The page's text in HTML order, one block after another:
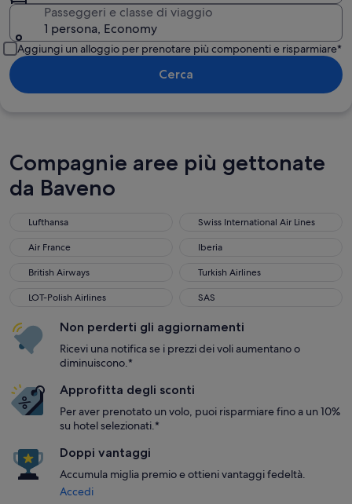
Passeggeri e classe di viaggio
1 persona, Economy
Aggiungi un alloggio per prenotare più componenti e risparmiare*
Cerca
Compagnie aree più gettonate
da Baveno
Lufthansa
Swiss International Air Lines
Air France
Iberia
British Airways
Turkish Airlines
LOT-Polish Airlines
SAS
Non perderti gli aggiornamenti
Ricevi una notifica se i prezzi dei voli aumentano o
diminuiscono.*
Approfitta degli sconti
Per aver prenotato un volo, puoi risparmiare fino a un 10%
su hotel selezionati.*
Doppi vantaggi
Accumula miglia premio e ottieni vantaggi fedeltà.
Accedi